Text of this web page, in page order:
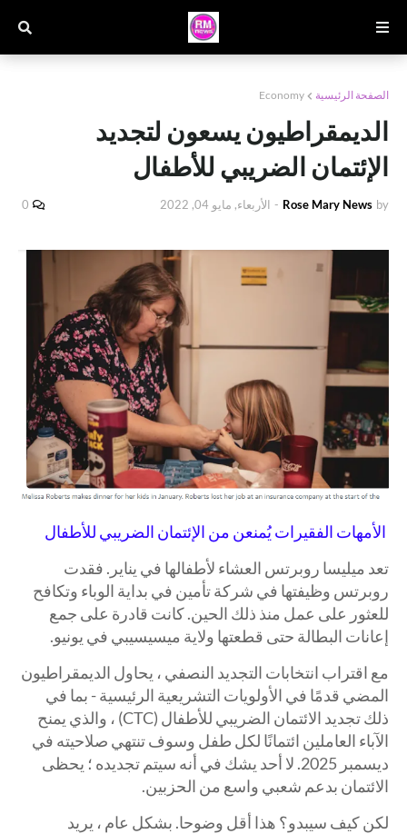
الصفحة الرئيسية Economy
الديمقراطيون يسعون لتجديد
الإئتمان الضريبي للأطفال
by
Rose Mary News
- الأربعاء, مايو 04, 2022 0
الأمهات الفقيرات يُمنعن من الإئتمان الضريبي للأطفال
تعد ميليسا روبرتس العشاء لأطفالها في يناير. فقدت
روبرتس وظيفتها في شركة تأمين في بداية الوباء وتكافح
للعثور على عمل منذ ذلك الحين. كانت قادرة على جمع
إعانات البطالة حتى قطعتها ولاية ميسيسيبي في يونيو.
مع اقتراب انتخابات التجديد النصفي ، يحاول الديمقراطيون
المضي قدمًا في الأولويات التشريعية الرئيسية - بما في
ذلك تجديد الائتمان الضريبي للأطفال (CTC) ، والذي يمنح
الآباء العاملين ائتمانًا لكل طفل وسوف تنتهي صلاحيته في
ديسمبر 2025. لا أحد يشك في أنه سيتم تجديده ؛ يحظى
الائتمان بدعم شعبي واسع من الحزبين.
لكن كيف سيبدو؟ هذا أقل وضوحا. بشكل عام ، يريد